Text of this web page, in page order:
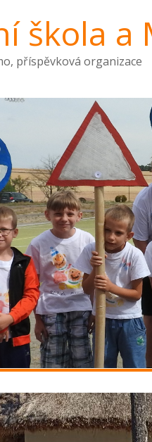
škola a
příspěvková organizace